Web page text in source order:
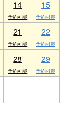
14 15
21 22
28 29